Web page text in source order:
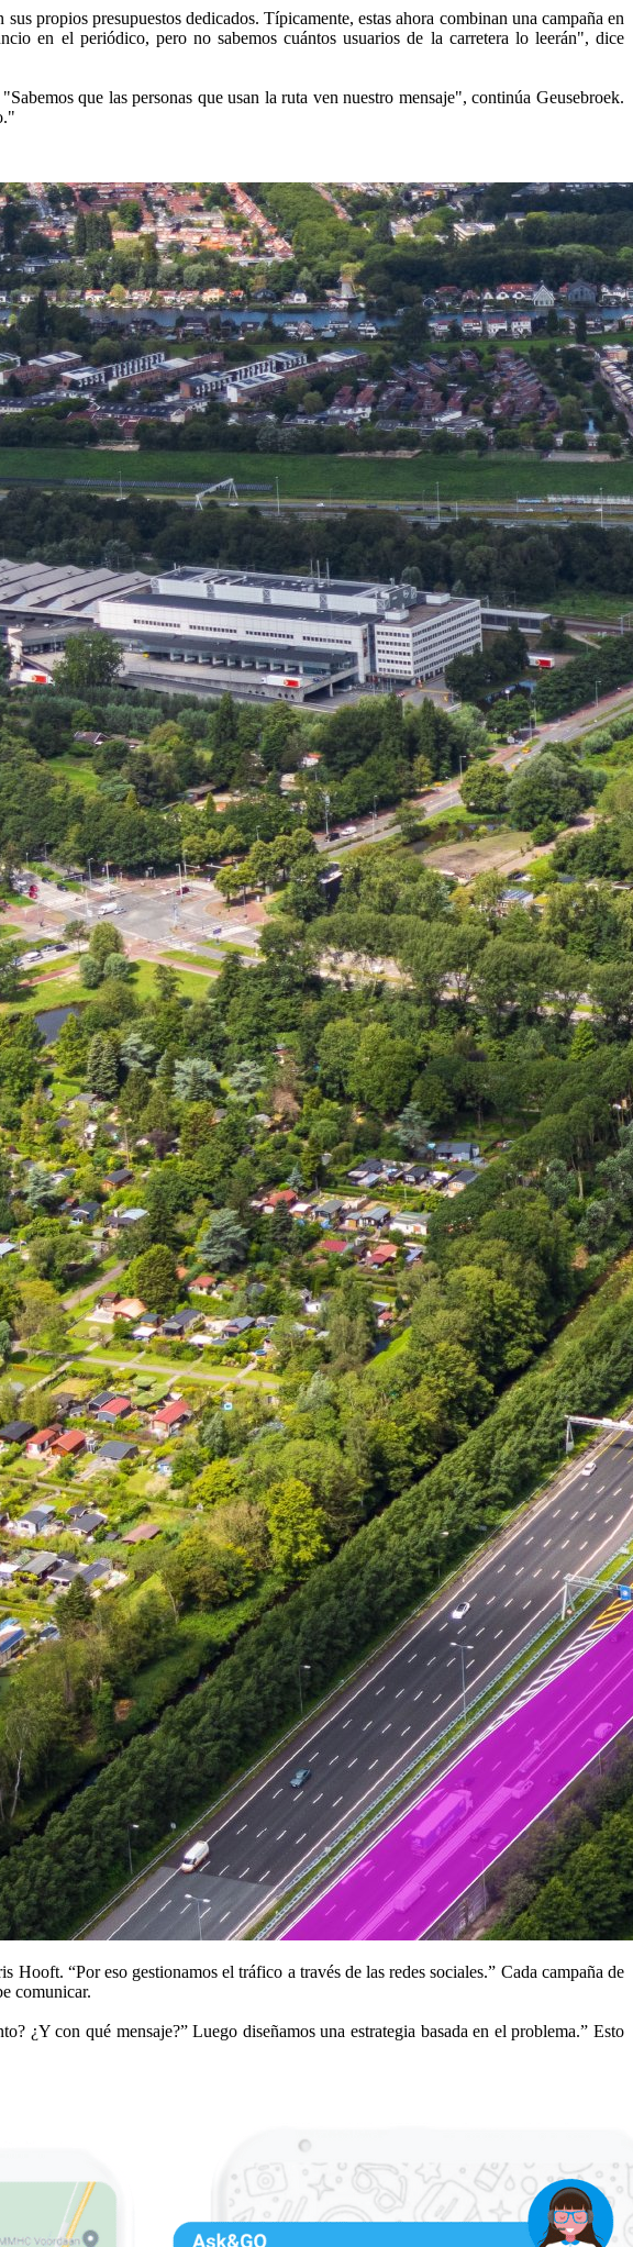
propios presupuestos dedicados. Típicamente, estas ahora combinan una campaña en
en el periódico, pero no sabemos cuántos usuarios de la carretera lo leerán", dice
que las personas que usan la ruta ven nuestro mensaje", continúa Geusebroek.
Hooft. “Por eso gestionamos el tráfico a través de las redes sociales.” Cada campaña de
comunicar.
¿Y con qué mensaje?” Luego diseñamos una estrategia basada en el problema.” Esto